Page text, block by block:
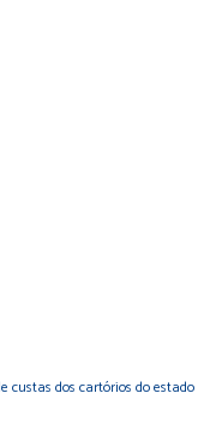
custas dos cartórios do estado